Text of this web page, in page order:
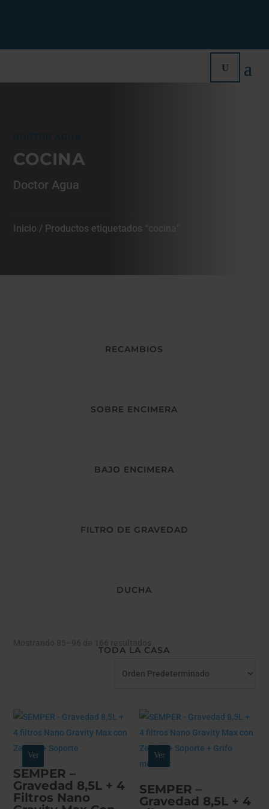
COCINA
Doctor Agua
Inicio / Productos etiquetados “cocina”
RECAMBIOS
SOBRE ENCIMERA
BAJO ENCIMERA
FILTRO DE GRAVEDAD
DUCHA
TODA LA CASA
SEMPER –
Gravedad 8,5L + 4
Filtros Nano
Ver
SEMPER –
Gravedad 8,5L + 4
Ver